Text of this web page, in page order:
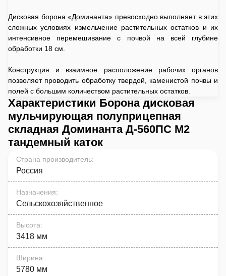
Дисковая борона «Доминанта» превосходно выполняет в этих
сложных условиях измельчение растительных остатков и их
интенсивное перемешивание с почвой на всей глубине
обработки 18 см.
Конструкция и взаимное расположение рабочих органов
позволяет проводить обработку твердой, каменистой почвы и
полей с большим количеством растительных остатков.
Характеристики Борона дисковая
мульчирующая полуприцепная
складная Доминанта Д-560ПС М2
тандемный каток
Страна производитель:
Россия
Назначения:
Сельскохозяйственное
Высота:
3418 мм
Ширина:
5780 мм